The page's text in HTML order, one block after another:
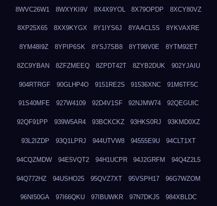
8WVC26W1 8WXYKI9V 8X4X9YOL 8X79OPDP 8XCY80VZ
8XP25X65 8XX9KYGX 8Y1IYS6J 8YAACL5S 8YKVAXRE
8YM48I9Z 8YPIP6SK 8YSJ7SB8 8YT98V0E 8YTM92ET
8ZC9YBAN 8ZFZMEEQ 8ZPDT42T 8ZYB2DUK 902YJAIU
904RTRGF 90GLHP4O 9151RE2S 91536XNC 91M6TF5C
91S40MFE 927W4109 92D4V1SF 92NJMW74 92QEGUIC
92QF91PP 939W5AR4 93BCKCKZ 93HKS0RJ 93KMD0XZ
93L2IZDP 93Q1LPRJ 944UTVW8 94555E9U 94CLT1XT
94CQZMDW 94E5VQT2 94H1UCPR 94J2GRFM 94Q4Z2L5
94Q772HZ 94USHO25 95QVZ7XT 95VSPH17 96G7WZOM
96NI50GA 97I66QKU 97IBUWKR 97N7DKJ5 984XBLDC